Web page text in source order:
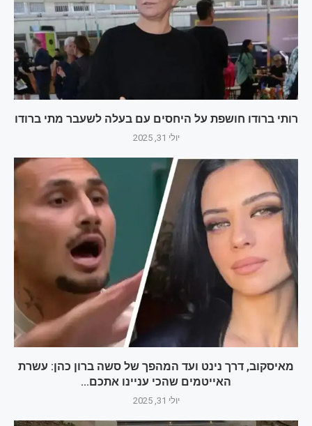
רותי ברודו חושפת על היחסים עם בעלה לשעבר מתי ברודו
יולי 31, 2025
מאיסקוב, דרך נינט ועד המהפך של סשה ברון כהן: עשרת
האייטמים שהכי עניינו אתכם...
יולי 31, 2025